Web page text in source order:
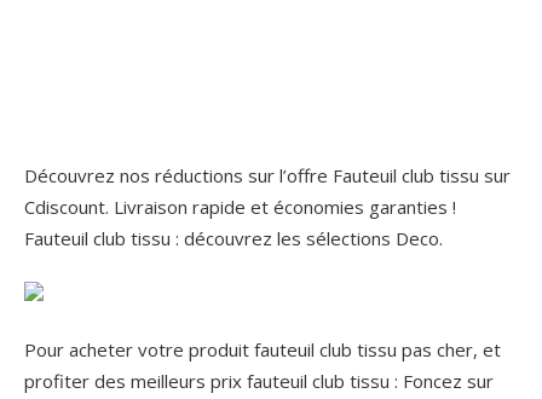
Découvrez nos réductions sur l’offre Fauteuil club tissu sur
Cdiscount. Livraison rapide et économies garanties !
Fauteuil club tissu : découvrez les sélections Deco.
Pour acheter votre produit fauteuil club tissu pas cher, et
profiter des meilleurs prix fauteuil club tissu : Foncez sur